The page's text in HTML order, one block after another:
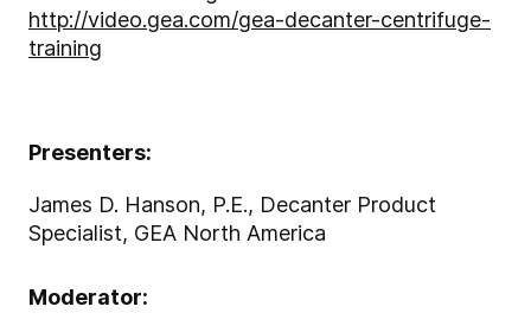
http://video.gea.com/gea-decanter-centrifuge-
training
Presenters:
James D. Hanson, P.E., Decanter Product
Specialist, GEA North America
Moderator: